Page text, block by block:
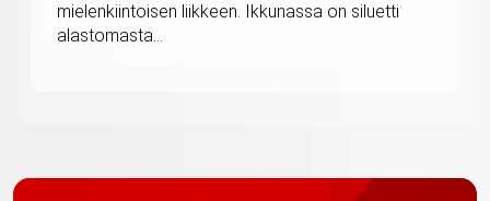
mielenkiintoisen liikkeen. Ikkunassa on siluetti
alastomasta...